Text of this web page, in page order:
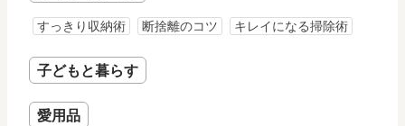
すっきり収納術 断捨離のコツ キレイになる掃除術
子どもと暮らす
愛用品